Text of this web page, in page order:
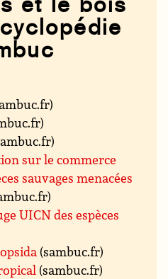
sur le commerce
sauvages menacées
UICN des espèces
(sambuc.fr)
(sambuc.fr)